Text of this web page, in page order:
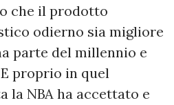
che il prodotto
odierno sia migliore
parte del millennio e
E proprio in quel
la NBA ha accettato e